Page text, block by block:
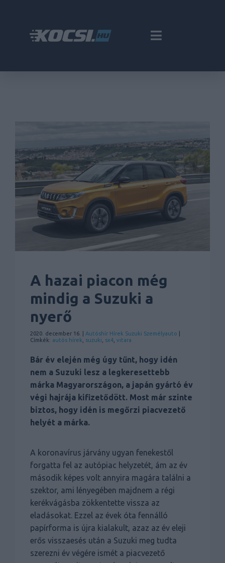
A hazai piacon még
mindig a Suzuki a
nyerő
2020. december 16. | Autóshír Hírek Suzuki Személyauto
Címkék: autós hírek suzuki sx4 vitara
Bár év elején még úgy tűnt, hogy idén
nem a Suzuki lesz a legkeresettebb
márka Magyarországon, a japán gyártó év
végi hajrája kifizetődött. Most már szinte
biztos, hogy idén is megőrzi piacvezető
helyét a márka.
A koronavírus járvány ugyan fenekestől
forgatta fel az autópiac helyzetét, ám az év
második képes volt annyira magára találni a
szektor, ami lényegében majdnem a régi
kerékvágásba zökkentette vissza az
eladásokat. Ezzel az évek óta fennálló
papírforma is újra kialakult, azaz az év eleji
erős visszaesés után a Suzuki meg tudta
szerezni év végére ismét a piacvezető